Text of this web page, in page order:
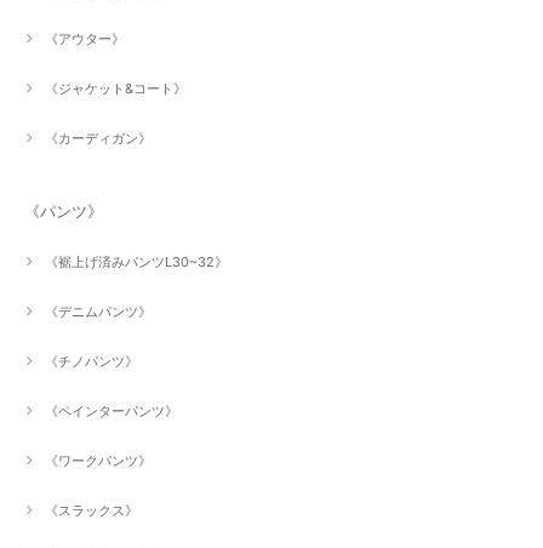
《アウター》
《ジャケット&コート》
《カーディガン》
《パンツ》
《裾上げ済みパンツL30~32》
《デニムパンツ》
《チノパンツ》
《ペインターパンツ》
《ワークパンツ》
《スラックス》